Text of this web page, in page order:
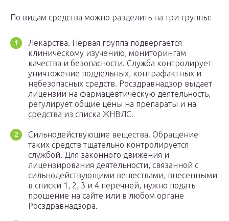
По видам средства можно разделить на три группы:
Лекарства. Первая группа подвергается
клиническому изучению, мониторингам
качества и безопасности. Служба контролирует
уничтожение поддельных, контрафактных и
небезопасных средств. Росздравнадзор выдает
лицензии на фармацевтическую деятельность,
регулирует общие цены на препараты и на
средства из списка ЖНВЛС.
Сильнодействующие вещества. Обращение
таких средств тщательно контролируется
службой. Для законного движения и
лицензирования деятельности, связанной с
сильнодействующими веществами, внесенными
в списки 1, 2, 3 и 4 перечней, нужно подать
прошение на сайте или в любом органе
Росздравнадзора.